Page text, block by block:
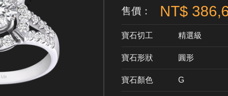
售價： NT$
寶石切工 精選級
寶石形狀 ​圓形
寶石顏色 G